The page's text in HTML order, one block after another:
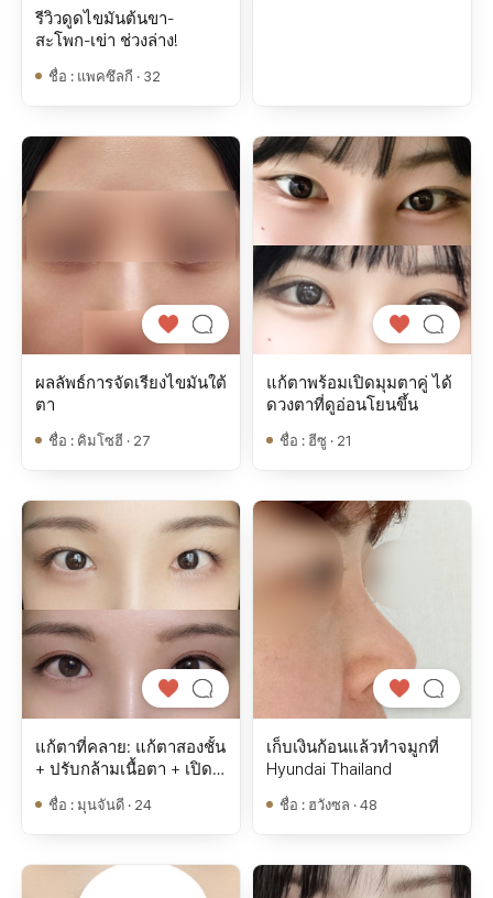
รีวิวดูดไขมันต้นขา-
สะโพก-เข่า ช่วงล่าง!
ชื่อ : แพคซึลกี · 32
ผลลัพธ์การจัดเรียงไขมันใต้
ตา
ชื่อ : คิมโซฮี · 27
แก้ตาพร้อมเปิดมุมตาคู่ ได้
ดวงตาที่ดูอ่อนโยนขึ้น
ชื่อ : ฮีซู · 21
แก้ตาที่คลาย: แก้ตาสองชั้น
+ ปรับกล้ามเนื้อตา + เปิด
หางตาและใต้ตา
ชื่อ : มุนจันดี · 24
เก็บเงินก้อนแล้วทำจมูกที่
Hyundai Thailand
ชื่อ : ฮวังซล · 48